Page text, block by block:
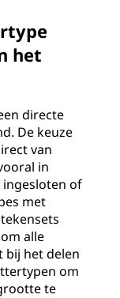
het
directe
De keuze
van
in
of
met
alle
bij het delen
om
te